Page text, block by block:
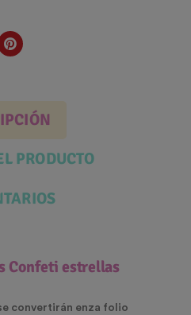
PRODUCTO
Confeti estrellas
convertirán enza folio